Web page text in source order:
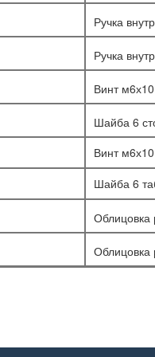
Ручка
Ручка
Винт
Шайба 6
Винт
Шайба 6
Облицовка
Облицовка